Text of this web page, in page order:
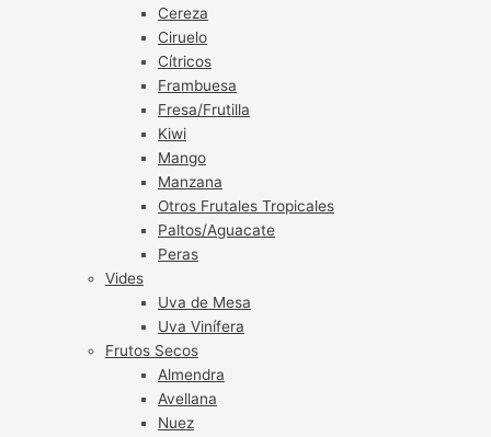
Cereza
Ciruelo
Cítricos
Frambuesa
Fresa/Frutilla
Kiwi
Mango
Manzana
Otros Frutales Tropicales
Paltos/Aguacate
Peras
Vides
Uva de Mesa
Uva Vinífera
Frutos Secos
Almendra
Avellana
Nuez